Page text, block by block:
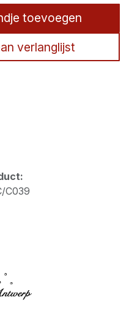
toevoegen
verlanglijst
C039